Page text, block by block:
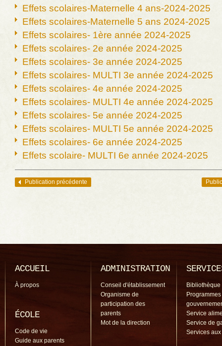
Effets scolaires-Maternelle 4 ans-2024-2025
Effets scolaires-Maternelle 5 ans 2024-2025
Effets scolaires- 1ère année 2024-2025
Effets scolaires- 2e année 2024-2025
Effets scolaires- 3e année 2024-2025
Effets scolaires- MULTI 3e année 2024-2025
Effets scolaires- 4e année 2024-2025
Effets scolaires- MULTI 4e année 2024-2025
Effets scolaires- 5e année 2024-2025
Effets scolaires- MULTI 5e année 2024-2025
Effets scolaires- 6e année 2024-2025
Effets scolaire- MULTI 6e année 2024-2025
Navigation des articles
Publication précédente
ACCUEIL
À propos
ÉCOLE
Code de vie
Guide aux parents
ADMINISTRATION
Conseil d'établissement
Organisme de
participation des
parents
Mot de la direction
Bibliothèque
Programmes
Service
Service de
Services